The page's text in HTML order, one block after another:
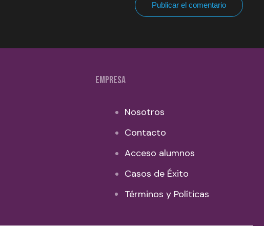
Publicar el comentario
EMPRESA
Nosotros
Contacto
Acceso alumnos
Casos de Éxito
Términos y Políticas